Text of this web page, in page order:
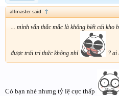
allmaster said: ↑
... mình vẫn thắc mắc là không biết cái kho
được trái tri thức không nhỉ ? ai
Có bạn nhé nhưng tỷ lệ cực thấp